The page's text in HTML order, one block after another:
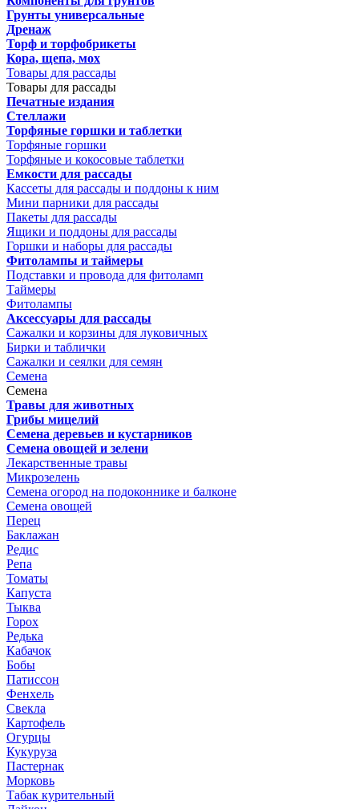
Грунты универсальные
Дренаж
Торф и торфобрикеты
Кора, щепа, мох
Товары для рассады
Товары для рассады
Печатные издания
Стеллажи
Торфяные горшки и таблетки
Торфяные горшки
Торфяные и кокосовые таблетки
Емкости для рассады
Кассеты для рассады и поддоны к ним
Мини парники для рассады
Пакеты для рассады
Ящики и поддоны для рассады
Горшки и наборы для рассады
Фитолампы и таймеры
Подставки и провода для фитоламп
Таймеры
Фитолампы
Аксессуары для рассады
Сажалки и корзины для луковичных
Бирки и таблички
Сажалки и сеялки для семян
Семена
Семена
Травы для животных
Грибы мицелий
Семена деревьев и кустарников
Семена овощей и зелени
Лекарственные травы
Микрозелень
Семена огород на подоконнике и балконе
Семена овощей
Перец
Баклажан
Редис
Репа
Томаты
Капуста
Тыква
Горох
Редька
Кабачок
Бобы
Патиссон
Фенхель
Свекла
Картофель
Огурцы
Кукуруза
Пастернак
Морковь
Табак курительный